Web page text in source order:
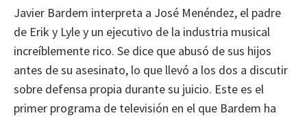
Javier Bardem interpreta a José Menéndez, el padre
de Erik y Lyle y un ejecutivo de la industria musical
increíblemente rico. Se dice que abusó de sus hijos
antes de su asesinato, lo que llevó a los dos a discutir
sobre defensa propia durante su juicio. Este es el
primer programa de televisión en el que Bardem ha